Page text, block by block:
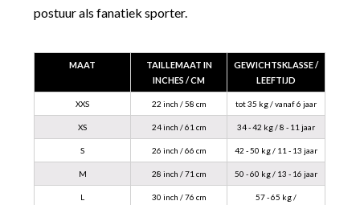
postuur als fanatiek sporter.
MAAT
TAILLEMAAT IN
INCHES / CM
GEWICHTSKLASSE /
LEEFTIJD
XXS 22 inch / 58 cm tot 35 kg / vanaf 6 jaar
XS 24 inch / 61 cm 34 - 42 kg / 8 - 11 jaar
S 26 inch / 66 cm 42 - 50 kg / 11 - 13 jaar
M 28 inch / 71 cm 50 - 60 kg / 13 - 16 jaar
L 30 inch / 76 cm
57 - 65 kg /